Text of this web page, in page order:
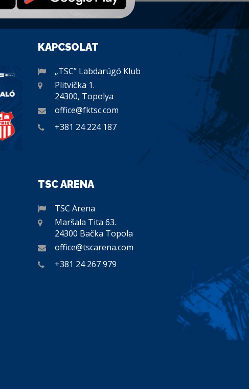
KAPCSOLAT
„TSC” Labdarúgó Klub
Plitvička 1.
24300, Topolya
office@fktsc.com
+381 24 224 187
TSC ARENA
TSC Arena
Maršala Tita 63.
24300 Bačka Topola
office@tscarena.com
+381 24 267 979